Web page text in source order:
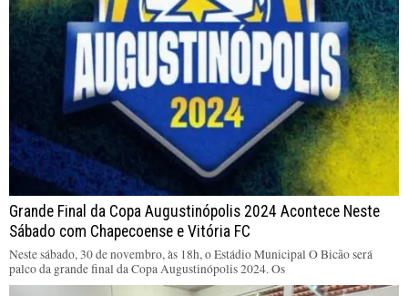
Grande Final da Copa Augustinópolis 2024 Acontece Neste
Sábado com Chapecoense e Vitória FC
Neste sábado, 30 de novembro, às 18h, o Estádio Municipal O Bicão será
palco da grande final da Copa Augustinópolis 2024. Os